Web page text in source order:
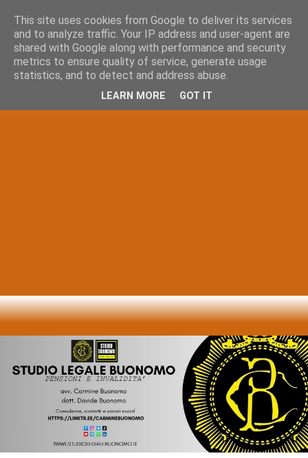
This site uses cookies from Google to deliver its services
and to analyze traffic. Your IP address and user-agent are
shared with Google along with performance and security
metrics to ensure quality of service, generate usage
statistics, and to detect and address abuse.
LEARN MORE GOT IT